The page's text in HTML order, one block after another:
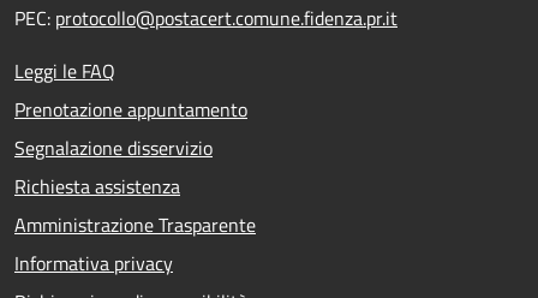
PEC: protocollo@postacert.comune.fidenza.pr.it
Leggi le FAQ
Prenotazione appuntamento
Segnalazione disservizio
Richiesta assistenza
Amministrazione Trasparente
Informativa privacy